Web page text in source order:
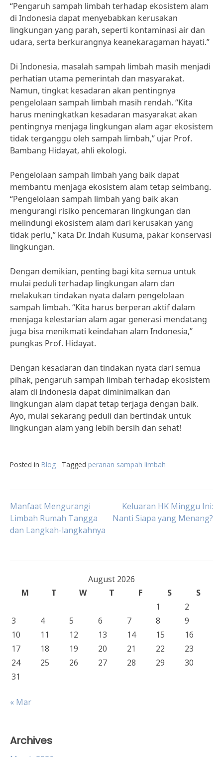
“Pengaruh sampah limbah terhadap ekosistem alam
di Indonesia dapat menyebabkan kerusakan
lingkungan yang parah, seperti kontaminasi air dan
udara, serta berkurangnya keanekaragaman hayati.”
Di Indonesia, masalah sampah limbah masih menjadi
perhatian utama pemerintah dan masyarakat.
Namun, tingkat kesadaran akan pentingnya
pengelolaan sampah limbah masih rendah. “Kita
harus meningkatkan kesadaran masyarakat akan
pentingnya menjaga lingkungan alam agar ekosistem
tidak terganggu oleh sampah limbah,” ujar Prof.
Bambang Hidayat, ahli ekologi.
Pengelolaan sampah limbah yang baik dapat
membantu menjaga ekosistem alam tetap seimbang.
“Pengelolaan sampah limbah yang baik akan
mengurangi risiko pencemaran lingkungan dan
melindungi ekosistem alam dari kerusakan yang
tidak perlu,” kata Dr. Indah Kusuma, pakar konservasi
lingkungan.
Dengan demikian, penting bagi kita semua untuk
mulai peduli terhadap lingkungan alam dan
melakukan tindakan nyata dalam pengelolaan
sampah limbah. “Kita harus berperan aktif dalam
menjaga kelestarian alam agar generasi mendatang
juga bisa menikmati keindahan alam Indonesia,”
pungkas Prof. Hidayat.
Dengan kesadaran dan tindakan nyata dari semua
pihak, pengaruh sampah limbah terhadap ekosistem
alam di Indonesia dapat diminimalkan dan
lingkungan alam dapat tetap terjaga dengan baik.
Ayo, mulai sekarang peduli dan bertindak untuk
lingkungan alam yang lebih bersih dan sehat!
Posted in Blog Tagged peranan sampah limbah
Post
navigation
Manfaat Mengurangi
Limbah Rumah Tangga
dan Langkah-langkahnya
Keluaran HK Minggu Ini:
Nanti Siapa yang Menang?
August 2026
M
T W T F S
S
1
2
3
4 5 6 7 8
9
10
11 12 13 14 15
16
17
18 19 20 21 22
23
24
25 26 27 28 29
30
31
« Mar
Archives